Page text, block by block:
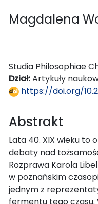
Magdalena
Studia Philosophiae
Dział:Artykuły
https://doi.org/
Abstrakt
Lata 40. XIX wieku to
debaty nad
Rozprawa Karola
w poznańskim
jednym z